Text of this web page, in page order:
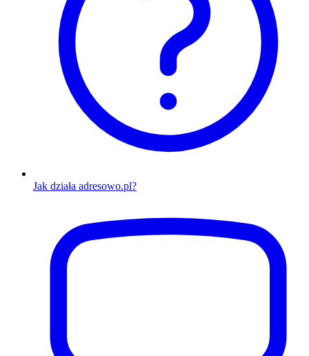
Jak działa adresowo.pl?